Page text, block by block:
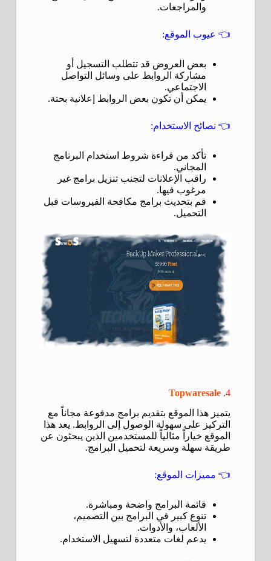
والمراجعات.
👈 عيوب الموقع:
بعض العروض قد تتطلب التسجيل أو
مشاركة الروابط على وسائل التواصل
الاجتماعي.
يمكن أن تكون بعض الروابط إعلانية بحتة.
👈 نصائح الاستخدام:
تأكد من قراءة شروط استخدام البرنامج
المجاني.
راقب الإعلانات لتجنب تنزيل برامج غير
مرغوب فيها.
قم بتحديث برامج مكافحة الفيروسات قبل
التحميل.
4.
Topwaresale
يتميز هذا الموقع بتقديم برامج مدفوعة مجاناً مع
التركيز على سهولة الوصول إلى الروابط. يعد هذا
الموقع خياراً مثالياً للمستخدمين الذين يبحثون عن
طريقة سهلة وسريعة لتحميل البرامج.
👈 مميزات الموقع:
قائمة البرامج واضحة ومباشرة.
تنوع كبير في البرامج بين التصميم،
الألعاب، والأدوات.
يدعم لغات متعددة لتسهيل الاستخدام.